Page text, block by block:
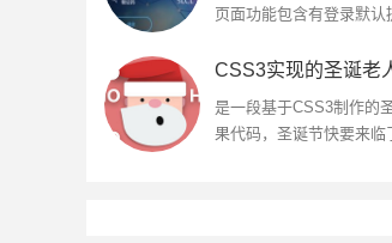
页面功能包含有登录默
CSS3实现的圣诞老
是一段基于CSS3制作的
果代码，圣诞节快要来